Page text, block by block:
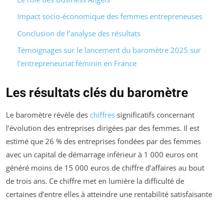
Impact socio-économique des femmes entrepreneuses
Conclusion de l’analyse des résultats
Témoignages sur le lancement du baromètre 2025 sur
l’entrepreneuriat féminin en France
Les résultats clés du baromètre
Le baromètre révèle des chiffres significatifs concernant
l’évolution des entreprises dirigées par des femmes. Il est
estimé que 26 % des entreprises fondées par des femmes
avec un capital de démarrage inférieur à 1 000 euros ont
généré moins de 15 000 euros de chiffre d’affaires au bout
de trois ans. Ce chiffre met en lumière la difficulté de
certaines d’entre elles à atteindre une rentabilité satisfaisante